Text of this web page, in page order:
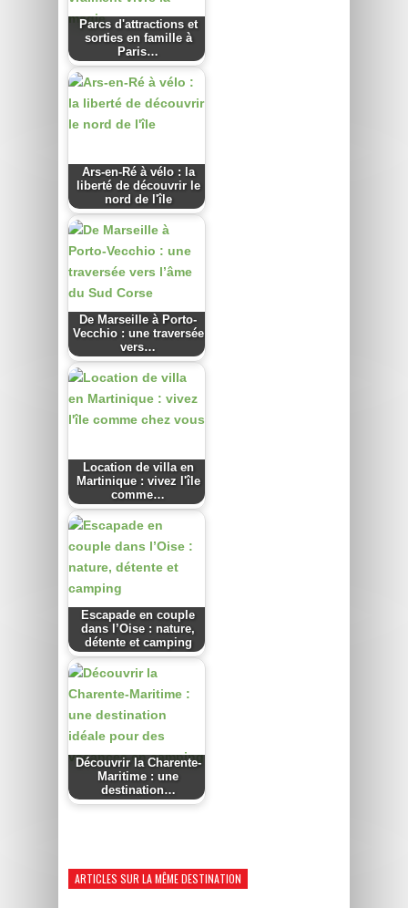
Parcs d'attractions et
sorties en famille à
Paris…
Ars-en-Ré à vélo : la
liberté de découvrir le
nord de l'île
De Marseille à Porto-
Vecchio : une traversée
vers…
Location de villa en
Martinique : vivez l'île
comme…
Escapade en couple
dans l’Oise : nature,
détente et camping
Découvrir la Charente-
Maritime : une
destination…
ARTICLES SUR LA MÊME DESTINATION